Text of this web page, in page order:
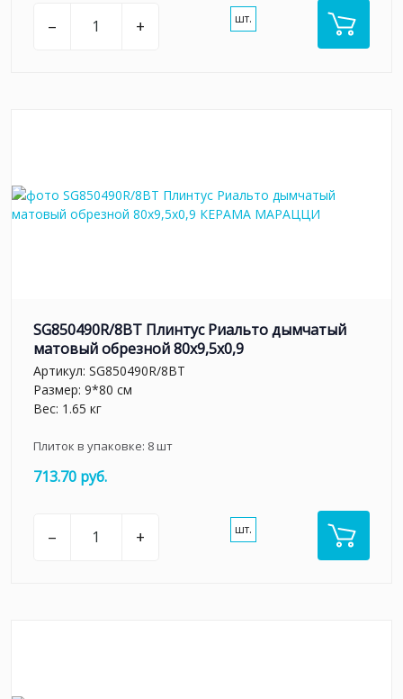
– + шт.
SG850490R/8BT Плинтус Риальто дымчатый
матовый обрезной 80x9,5x0,9
Артикул: SG850490R/8BT
Размер: 9*80 см
Вес: 1.65 кг
Плиток в упаковке: 8шт
713.70 руб.
– + шт.